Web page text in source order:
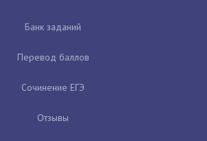
Банк заданий
Перевод баллов
Сочинение ЕГЭ
Отзывы